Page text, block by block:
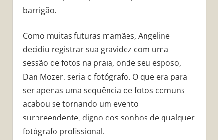
barrigão.
Como muitas futuras mamães, Angeline
decidiu registrar sua gravidez com uma
sessão de fotos na praia, onde seu esposo,
Dan Mozer, seria o fotógrafo. O que era para
ser apenas uma sequência de fotos comuns
acabou se tornando um evento
surpreendente, digno dos sonhos de qualquer
fotógrafo profissional.